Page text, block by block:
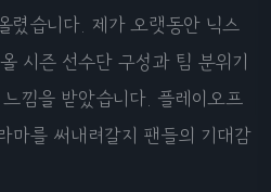
렸습니다. 제가 오랫동안 닉스
시즌 선수단 구성과 팀 분위기
낌을 받았습니다. 플레이오프
마를 써내려갈지 팬들의 기대감